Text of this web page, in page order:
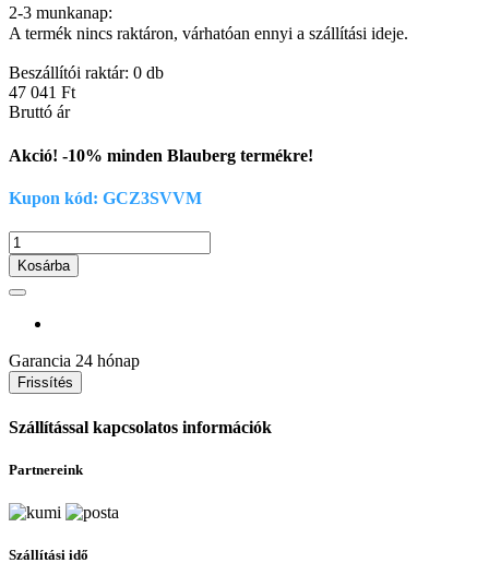
2-3 munkanap:
A termék nincs raktáron, várhatóan ennyi a szállítási ideje.
Beszállítói raktár: 0 db
47 041 Ft
Bruttó ár
Akció! -10% minden Blauberg termékre!
Kupon kód: GCZ3SVVM
Kosárba
Garancia 24 hónap
Szállítással kapcsolatos információk
Partnereink
Szállítási idő